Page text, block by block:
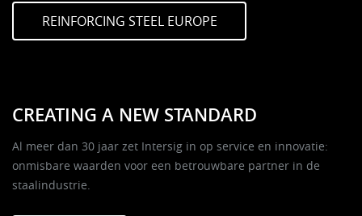
REINFORCING STEEL EUROPE
CREATING A NEW STANDARD
Al meer dan 30 jaar zet Intersig in op service en innovatie:
onmisbare waarden voor een betrouwbare partner in de
staalindustrie.